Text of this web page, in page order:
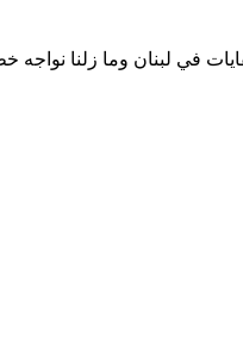
في لبنان وما زلنا